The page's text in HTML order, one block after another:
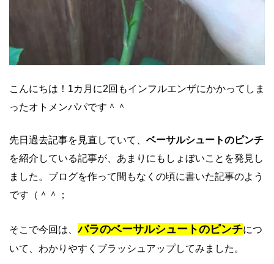
こんにちは！1カ月に2回もインフルエンザにかかってしま
ったオトメンパパです＾＾
先日過去記事を見直していて、 ベーサルシュートのピンチ
を紹介している記事が、あまりにもしょぼいことを発見し
ました。ブログを作って間もなくの頃に書いた記事のよう
です（＾＾；
そこで今回は、バラのベーサルシュートのピンチにつ
いて、わかりやすくブラッシュアップしてみました。